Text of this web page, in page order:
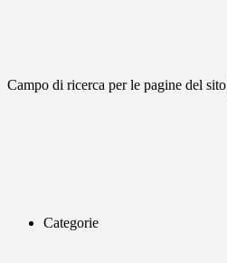
Campo di ricerca per le pagine del sito
Categorie